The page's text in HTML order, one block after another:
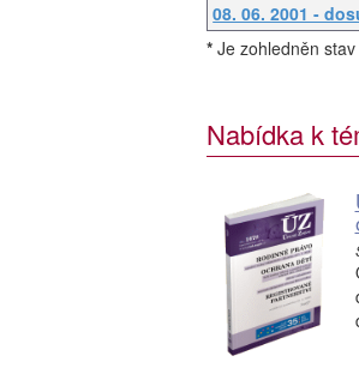
08. 06. 2001 -
* Je zohledněn
Nabídka k